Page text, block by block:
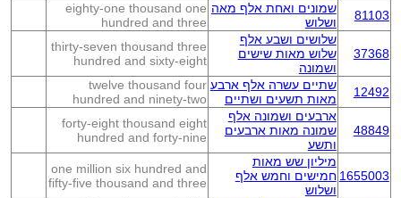
81103
שמונים ואחת אלף מאה
ושלוש
eighty-one thousand one
hundred and three
37368
שלושים ושבע אלף
שלוש מאות שישים
ושמונה
thirty-seven thousand three
hundred and sixty-eight
12492
שתיים עשרה אלף ארבע
מאות תשעים ושתיים
twelve thousand four
hundred and ninety-two
48849
ארבעים ושמונה אלף
שמונה מאות ארבעים
ותשע
forty-eight thousand eight
hundred and forty-nine
1655003
מיליון שש מאות
חמישים וחמש אלף
ושלוש
one million six hundred and
fifty-five thousand and three